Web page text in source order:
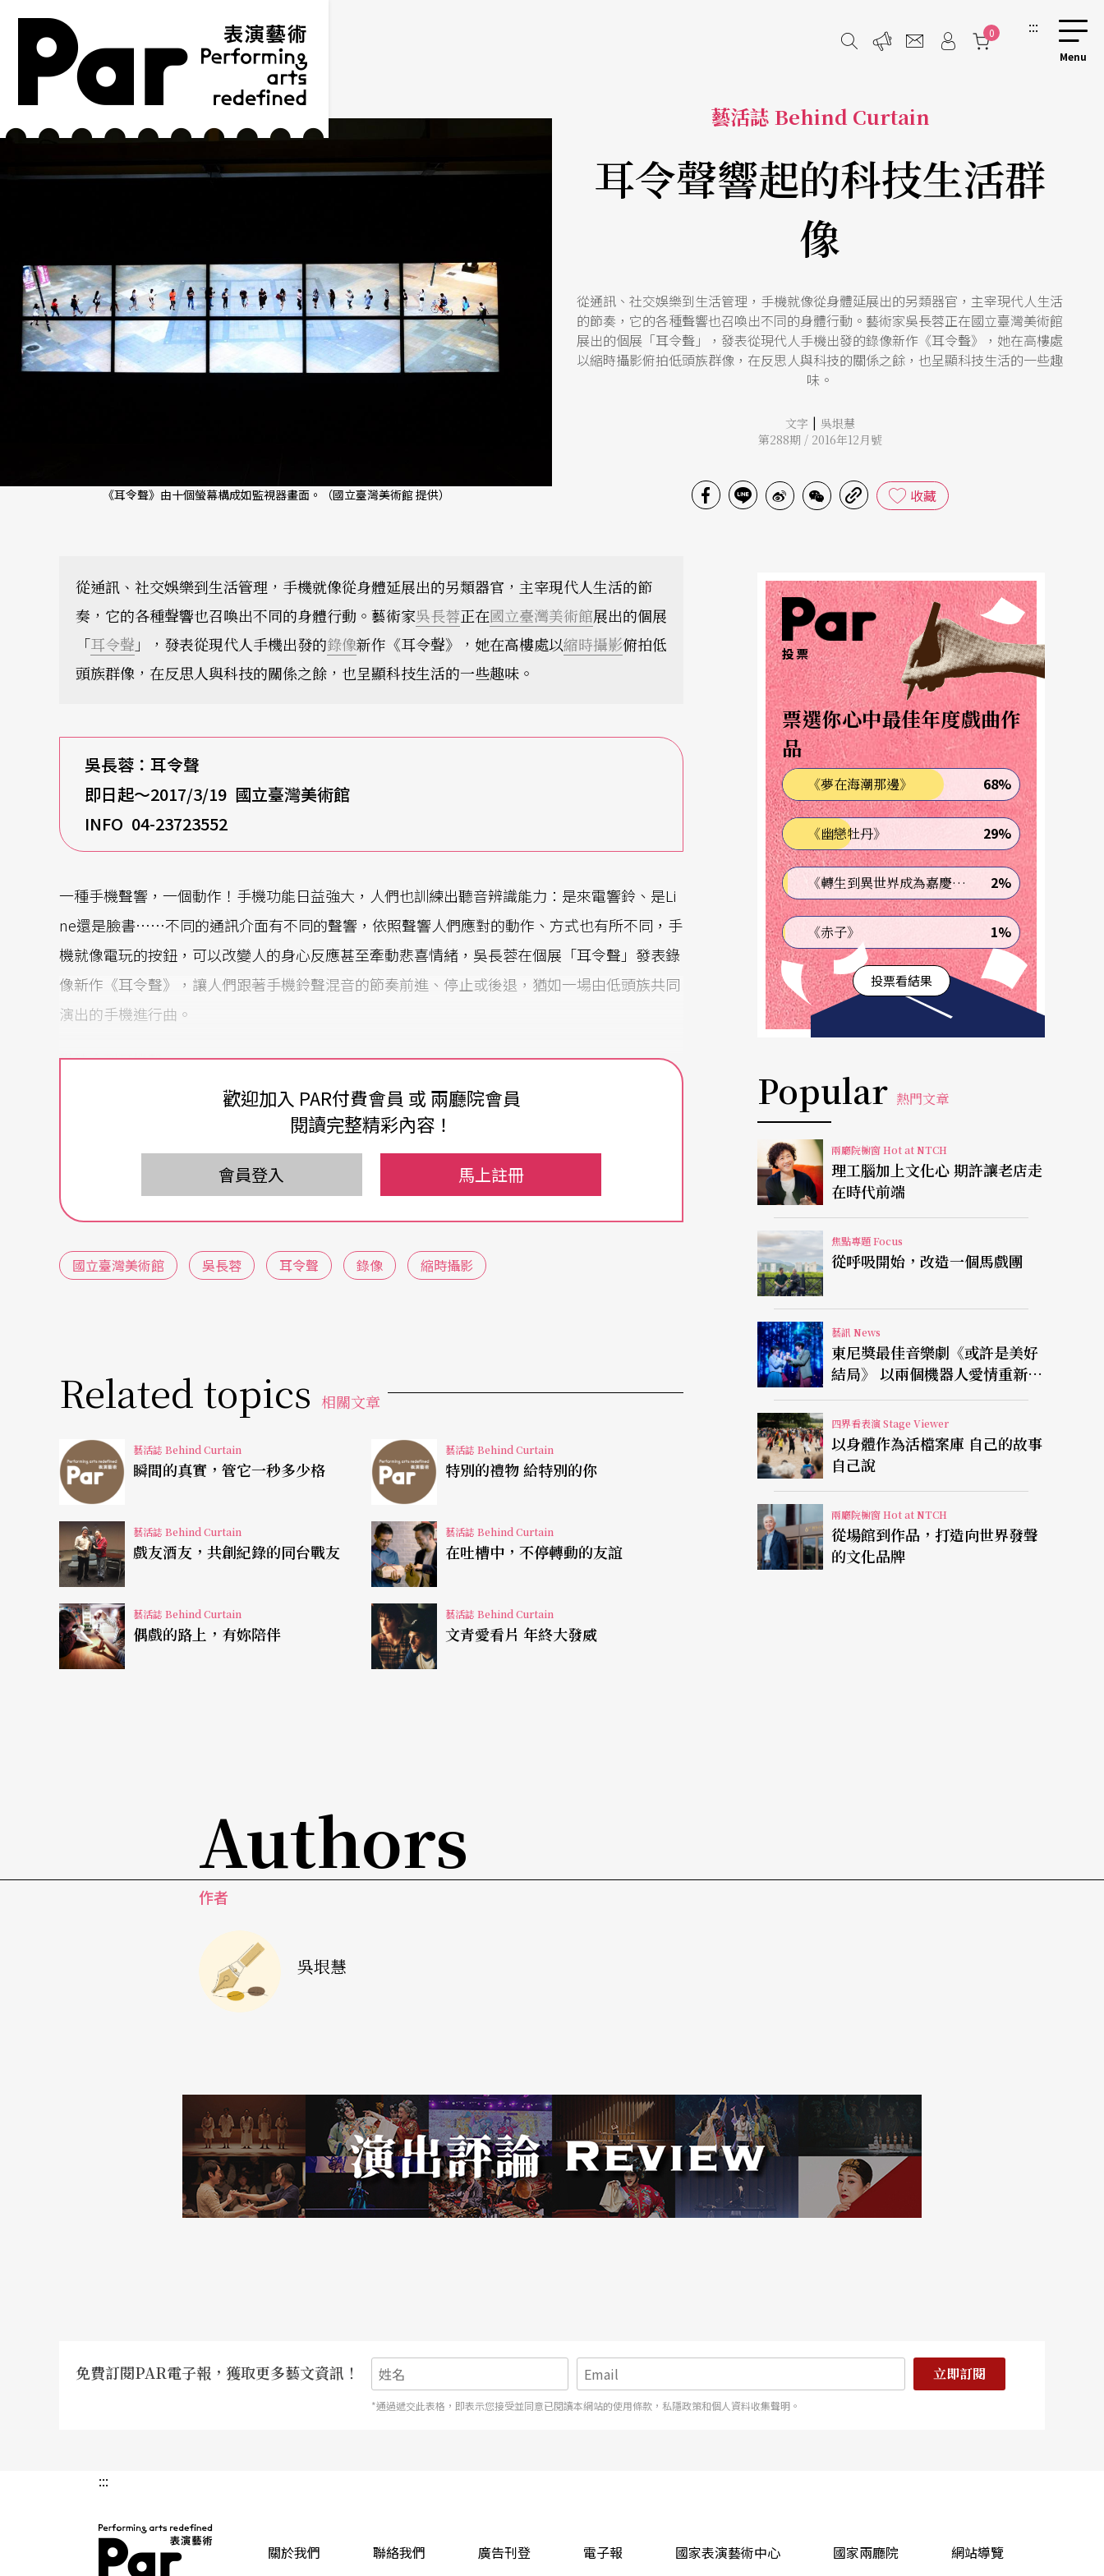
跳到主要內容區塊
網站導覽
0 :::
《耳令聲》由十個螢幕構成如監視器畫面。（國立臺灣美術館 提供）
藝活誌 Behind Curtain
耳令聲響起的科技生活群
像
從通訊、社交娛樂到生活管理，手機就像從身體延展出的另類器官，主宰現代人生活
的節奏，它的各種聲響也召喚出不同的身體行動。藝術家吳長蓉正在國立臺灣美術館
展出的個展「耳令聲」，發表從現代人手機出發的錄像新作《耳令聲》，她在高樓處
以縮時攝影俯拍低頭族群像，在反思人與科技的關係之餘，也呈顯科技生活的一些趣
味。
文字 | 吳垠慧
第288期 / 2016年12月號
收藏
從通訊、社交娛樂到生活管理，手機就像從身體延展出的另類器官，主宰現代人生活的節
奏，它的各種聲響也召喚出不同的身體行動。藝術家吳長蓉正在國立臺灣美術館展出的個展
「耳令聲 」，發表從現代人手機出發的錄像新作《耳令聲》，她在高樓處以縮時攝影俯拍低
頭族群像，在反思人與科技的關係之餘，也呈顯科技生活的一些趣味。
吳長蓉：耳令聲
即日起～2017/3/19 國立臺灣美術館
INFO 04-23723552
一種手機聲響，一個動作！手機功能日益強大，人們也訓練出聽音辨識能力：是來電響鈴、是Li
ne還是臉書……不同的通訊介面有不同的聲響，依照聲響人們應對的動作、方式也有所不同，手
機就像電玩的按鈕，可以改變人的身心反應甚至牽動悲喜情緒，吳長蓉在個展「耳令聲」發表錄
像新作《耳令聲》，讓人們跟著手機鈴聲混音的節奏前進、停止或後退，猶如一場由低頭族共同
演出的手機進行曲。
從豬舍到耳機聲
吳長蓉畢業於台南藝術大學造形藝術研究所，原主修水墨後改為錄像創作。四年前，她以屏東麟
洛自家養豬場為主題發表的「萬花筒豬舍系列」令人印象深刻，從此開始受到關注。
「萬花筒豬舍系列」影像猶如萬花筒般變化萬千，輕快的音樂搭配華麗絢爛的畫面，卻是包裹經
濟的不堪、與生死等沉重議題。受到金融海嘯波及，一些屏東豬舍因此關閉，讓原本經營豬隻飼
填補家中經濟的缺口，身為家中長女，吳長蓉幫忙扛下家業，邊養豬、邊完成研究所學業。幾年
可召喚身體記憶的聲音素材，對她來說，現代生活籠罩在聲音的巨網下，聲音卻也最容易被忽
略，二○一四年的《我在路上》是第一件從聲音出發的作品，吳長蓉將父親生病時，仰賴點滴計
和父親踽踽前行的身影，像一道道迴圈不斷循環。《我在路上》的部分手法沿用至《耳令聲》當
中。
移動式電話自一九七三年問世後，短短四十年從單純的通話器具，變成行動通訊的載具，從頗有
體積量感的「黑金剛」通話機，先演化成小巧輕便的貼身手機，現再變成承載多功能的扁平通訊
世界，從通訊、社交娛樂到生活管理，手機就像從身體延展出的另類器官，主宰現代人生活的節
奏，它的各種聲響也召喚出不同的身體行動。
反思人與科技的關係
來電，下意識翻出手機確認訊息，吳長蓉藉此描述現代人受到科技產品控制與影響的微妙狀態。
這件作品的靈感來自吳長蓉一次搭捷運的過程中，無意間被乘客手機的鈴聲所驚擾，她進而思考
自身與手機之間的關係，像是一整天手機若無響起便覺得不自在等，小小的手機可以牽動生活的
吳長蓉選擇台北信義區的廣場作為觀察區域，在高樓處以縮時攝影俯拍低頭族群像，如低頭、抬
頭、轉身、自拍等動作，檢視後截取合適的人物一一去背、重新組合在一起，讓影像中的人物看
歡迎加入 PAR付費會員 或 兩廳院會員
閱讀完整精彩內容！
會員登入 馬上註冊
國立臺灣美術館 吳長蓉 耳令聲 錄像 縮時攝影
Related topics 相關文章
藝活誌 Behind Curtain
瞬間的真實，管它一秒多少格
藝活誌 Behind Curtain
特別的禮物 給特別的你
藝活誌 Behind Curtain
戲友酒友，共創紀錄的同台戰友
藝活誌 Behind Curtain
在吐槽中，不停轉動的友誼
藝活誌 Behind Curtain
偶戲的路上，有妳陪伴
藝活誌 Behind Curtain
文青愛看片 年終大發威
投票
票選你心中最佳年度戲曲作
品
《夢在海潮那邊》 68%
《幽戀牡丹》 29%
《轉生到異世界成為嘉慶君—發現我的祖先是詐騙集團!?》 2%
《赤子》 1%
投票看結果
Popular 熱門文章
兩廳院櫥窗 Hot at NTCH
理工腦加上文化心 期許讓老店走
在時代前端
焦點專題 Focus
從呼吸開始，改造一個馬戲團
藝訊 News
東尼獎最佳音樂劇《或許是美好
結局》 以兩個機器人愛情重新凝
視有限人生
四界看表演 Stage Viewer
以身體作為活檔案庫 自己的故事
自己說
兩廳院櫥窗 Hot at NTCH
從場館到作品，打造向世界發聲
的文化品牌
Authors
作者
吳垠慧
免費訂閱PAR電子報，獲取更多藝文資訊！ 立即訂閱
*通過遞交此表格，即表示您接受並同意已閱讀本網站的使用條款，私隱政策和個人資料收集聲明。
:::
關於我們 聯絡我們 廣告刊登 電子報 國家表演藝術中心 國家兩廳院 網站導覽